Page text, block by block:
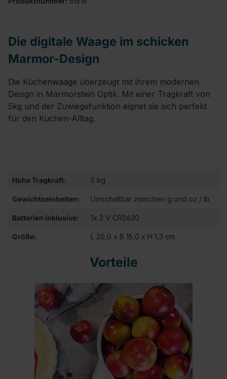
Die digitale Waage im schicken
Marmor-Design
Die Küchenwaage überzeugt mit ihrem modernen
Design in Marmorstein Optik. Mit einer Tragkraft von
5kg und der Zuwiegefunktion eignet sie sich perfekt
für den Küchen-Alltag.
Hohe Tragkraft: 5 kg
Gewichtseinheiten: Umschaltbar zwischen g und oz / lb
Batterien inklusive: 1x 3 V CR2430
Größe: L 20,0 x B 15,0 x H 1,3 cm
Vorteile